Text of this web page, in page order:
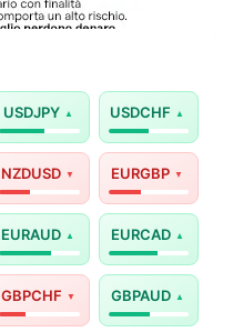
USDJPY USDCHF
NZDUSD EURGBP
EURAUD EURCAD
GBPCHF GBPAUD